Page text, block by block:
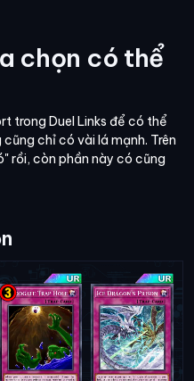
chọn có thể
trong Duel Links để có thể
chỉ có vài lá mạnh. Trên
rồi, còn phần này có cũng